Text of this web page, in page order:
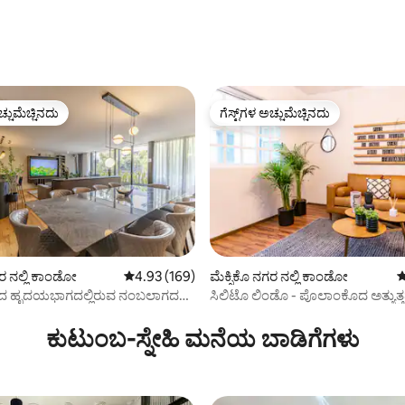
163 ವಿಮರ್ಶೆಗಳು
ನಲ್ಲಿ ಕಾಂಡೋ 5 ರಲ್ಲಿ 4.93 ಸರಾಸರಿ ರೇಟಿಂಗ್, 169 ವಿಮರ್ಶೆಗಳು
4.93 (169)
ಹೃದಯಭಾಗದಲ್ಲಿರುವ ನಂಬಲಾಗದ
ಗೆಸ್ಟ್‌ಗಳ ಅಚ್ಚುಮೆಚ್ಚಿನದು
ಗೆಸ್ಟ್‌ಗಳ ಅಚ್ಚುಮೆಚ್ಚಿನದು
ಮೆಕ್ಸಿಕೊ ನಗರ ನಲ್ಲಿ ಕಾಂಡೋ
ಸಿಲಿಟೊ ಲಿಂಡೊ - ಪೊಲಾಂಕೊದ
ಕುಟುಂಬ-ಸ್ನೇಹಿ ಮನೆಯ ಬಾಡಿಗೆಗಳು